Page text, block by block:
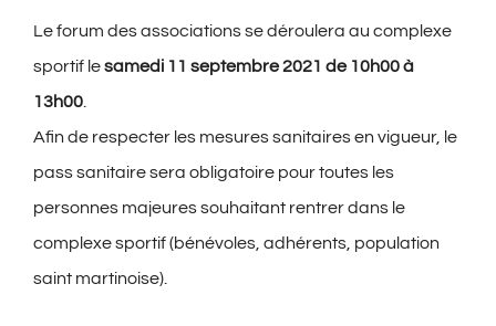
Le forum des associations se déroulera au complexe
sportif lesamedi 11 septembre 2021 de 10h00 à
13h00.
Afin de respecter les mesures sanitaires en vigueur, le
pass sanitaire sera obligatoire pour toutes les
personnes majeures souhaitant rentrer dans le
complexe sportif (bénévoles, adhérents, population
saint martinoise).